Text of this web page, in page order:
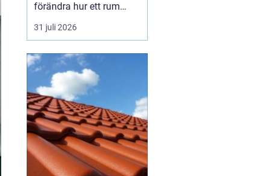
förändra hur ett rum
känns, uppfattas och
används. Med rätt
underlag och noggrant
utfört arbete blir både
villa, lägenhet och
fritidshus mer
trivsamma och lättare
att underhålla.
Professionellt
31 juli 2026